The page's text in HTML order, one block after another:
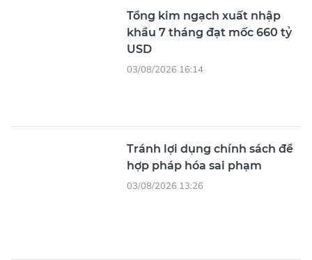
Tổng kim ngạch xuất nhập
khẩu 7 tháng đạt mốc 660 tỷ
USD
03/08/2026 16:14
Tránh lợi dụng chính sách để
hợp pháp hóa sai phạm
03/08/2026 13:26